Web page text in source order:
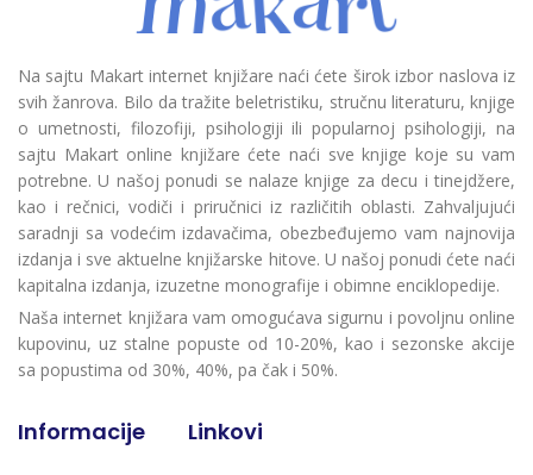
Na sajtu Makart internet knjižare naći ćete širok izbor naslova iz
svih žanrova. Bilo da tražite beletristiku, stručnu literaturu, knjige
o umetnosti, filozofiji, psihologiji ili popularnoj psihologiji, na
sajtu Makart online knjižare ćete naći sve knjige koje su vam
potrebne. U našoj ponudi se nalaze knjige za decu i tinejdžere,
kao i rečnici, vodiči i priručnici iz različitih oblasti. Zahvaljujući
saradnji sa vodećim izdavačima, obezbeđujemo vam najnovija
izdanja i sve aktuelne knjižarske hitove. U našoj ponudi ćete naći
kapitalna izdanja, izuzetne monografije i obimne enciklopedije.
Naša internet knjižara vam omogućava sigurnu i povoljnu online
kupovinu, uz stalne popuste od 10-20%, kao i sezonske akcije
sa popustima od 30%, 40%, pa čak i 50%.
Informacije Linkovi